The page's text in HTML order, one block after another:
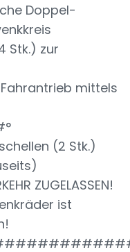
Doppel-
Stk.) zur
mittels
(2 Stk.)
ZUGELASSEN!
ist